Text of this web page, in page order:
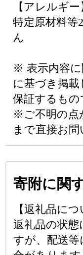
【アレルギー
特定原材料等
ん
※ 表示内容に
に基づき掲
保証するもの
※ご不明の点
まで直接お問
寄附に関
【返礼品につ
返礼品の状態
すが、配送